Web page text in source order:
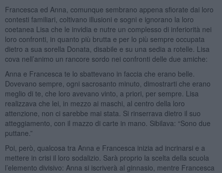
Francesca ed Anna, comunque sembrano appena sfiorate dai loro
contesti familiari, coltivano illusioni e sogni e ignorano la loro
coetanea Lisa che le invidia e nutre un complesso di inferiorità nei
loro confronti, in quanto più brutta e per lo più sempre occupata
dietro a sua sorella Donata, disabile e su una sedia a rotelle. Lisa
cova nell’animo un rancore sordo nei confronti delle due amiche:
Anna e Francesca te lo sbattevano in faccia che erano belle.
Dovevano sempre, ogni sacrosanto minuto, dimostrarti che erano
meglio di te, che loro avevano vinto, a priori, per sempre. Lisa
realizzava che lei, in mezzo ai maschi, al centro della loro
attenzione, non ci sarebbe mai stata. Si rinserrava dietro il suo
atteggiamento, con il mazzo di carte in mano. Sibilava: “Sono due
puttane.”
Poi, però, qualcosa tra Anna e Francesca inizia ad incrinarsi e a
mettere in crisi il loro sodalizio. Sarà proprio la scelta della scuola
l’elemento divisivo: Anna si iscriverà al ginnasio, mentre Francesca